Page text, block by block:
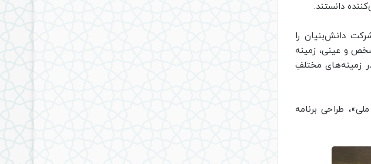
دانستند.
دانش‌بنیان را
و عینی، زمینه
زمینه‌های مختلفِ
طراحی برنامه‌